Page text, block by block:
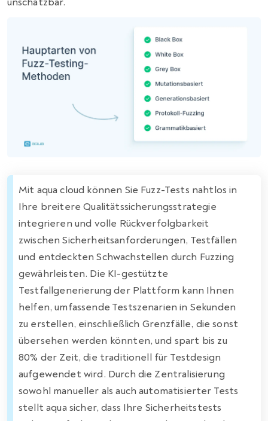
Mit aqua cloud können Sie Fuzz-Tests nahtlos in
Ihre breitere Qualitätssicherungsstrategie
integrieren und volle Rückverfolgbarkeit
zwischen Sicherheitsanforderungen, Testfällen
und entdeckten Schwachstellen durch Fuzzing
gewährleisten. Die KI-gestützte
Testfallgenerierung der Plattform kann Ihnen
helfen, umfassende Testszenarien in Sekunden
zu erstellen, einschließlich Grenzfälle, die sonst
übersehen werden könnten, und spart bis zu
80% der Zeit, die traditionell für Testdesign
aufgewendet wird. Durch die Zentralisierung
sowohl manueller als auch automatisierter Tests
stellt aqua sicher, dass Ihre Sicherheitstests